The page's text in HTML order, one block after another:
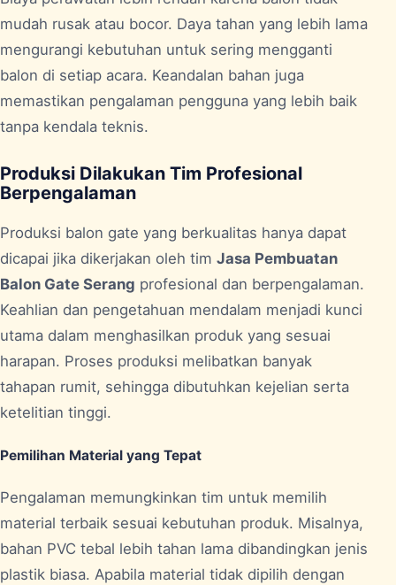
mudah rusak atau bocor. Daya tahan yang lebih lama
mengurangi kebutuhan untuk sering mengganti
balon di setiap acara. Keandalan bahan juga
memastikan pengalaman pengguna yang lebih baik
tanpa kendala teknis.
Produksi Dilakukan Tim Profesional
Berpengalaman
Produksi balon gate yang berkualitas hanya dapat
dicapai jika dikerjakan oleh tim Jasa Pembuatan
Balon Gate Serang profesional dan berpengalaman.
Keahlian dan pengetahuan mendalam menjadi kunci
utama dalam menghasilkan produk yang sesuai
harapan. Proses produksi melibatkan banyak
tahapan rumit, sehingga dibutuhkan kejelian serta
ketelitian tinggi.
Pemilihan Material yang Tepat
Pengalaman memungkinkan tim untuk memilih
material terbaik sesuai kebutuhan produk. Misalnya,
bahan PVC tebal lebih tahan lama dibandingkan jenis
plastik biasa. Apabila material tidak dipilih dengan